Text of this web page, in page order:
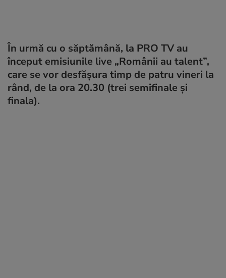
În urmă cu o săptămână, la PRO TV au
început emisiunile live „Românii au talent”,
care se vor desfășura timp de patru vineri la
rând, de la ora 20.30 (trei semifinale și
finala).